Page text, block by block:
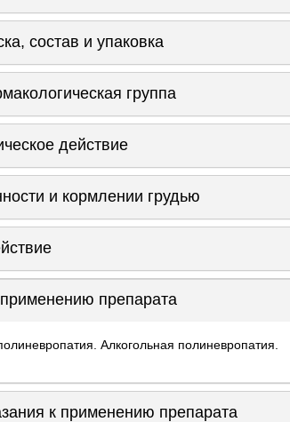
состав и упаковка
группа
действие
и кормлении грудью
препарата
Алкогольная полиневропатия.
к применению препарата